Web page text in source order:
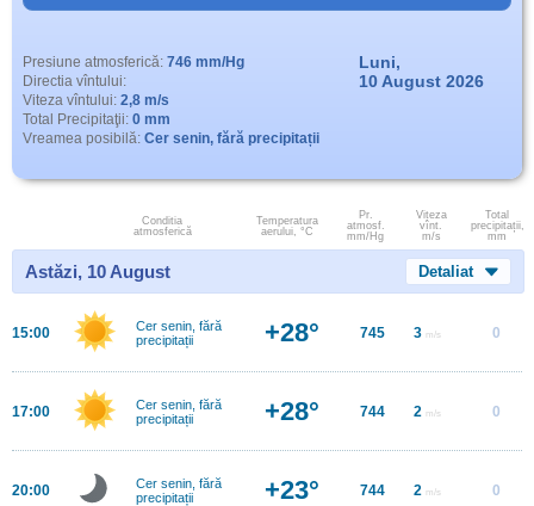
Presiune atmosferică: 746 mm/Hg
Directia vîntului:
Viteza vîntului: 2,8 m/s
Total Precipitaţii: 0 mm
Vreamea posibilă: Cer senin, fără precipitații
Luni,
10 August 2026
Conditia
atmosferică
Temperatura
aerului, °C
Pr.
atmosf.
mm/Hg
Viteza
vînt.
m/s
Total
precipitații,
mm
Astăzi, 10 August Detaliat
15:00
Cer senin, fără
precipitații
+28° 745 3 m/s 0
17:00
Cer senin, fără
precipitații
+28° 744 2 m/s 0
20:00
Cer senin, fără
precipitații
+23° 744 2 m/s 0